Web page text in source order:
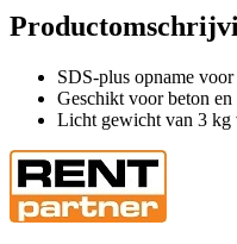
SDS-plus opname
Geschikt voor beton
Licht gewicht van 3 kg